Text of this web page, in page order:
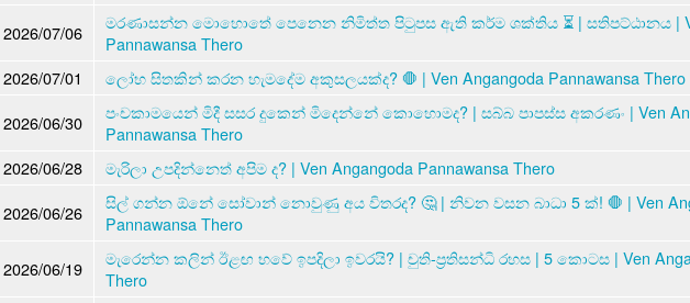
2026/07/06
මරණාසන්න මොහොතේ පෙනෙන නිමිත්ත පිටුපස ඇති කර්ම ශක්තිය ⏳ | සතිපට්ඨානය |
Pannawansa Thero
2026/07/01 ලෝභ සිතකින් කරන හැමදේම අකුසලයක්ද? 🛑 | Ven Angangoda Pannawansa Thero
2026/06/30
පංචකාමයෙන් මිදී සසර දුකෙන් මිදෙන්නේ කොහොමද? | සබ්බ පාපස්ස අකරණං | Ven
Pannawansa Thero
2026/06/28 මැරිලා උපදින්නෙත් අපිම ද? | Ven Angangoda Pannawansa Thero
2026/06/26
සිල් ගන්න ඕනේ සෝවාන් නොවුණු අය විතරද? 🤔 | නිවන වසන බාධා 5 ක්! 🛑 | Ven
Pannawansa Thero
2026/06/19
මැරෙන්න කලින් ඊළඟ භවේ ඉපදිලා ඉවරයි? | චුති-ප්‍රතිසන්ධි රහස | 5 කොටස | Ven
Thero